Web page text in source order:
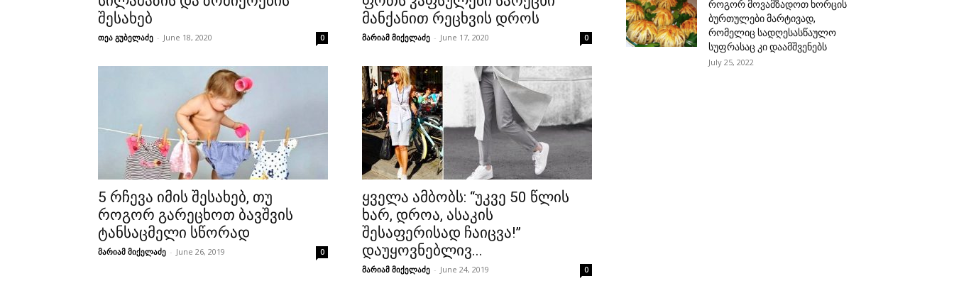
შესახებ
თეა გუბელაძე - June 18, 2020 0
მანქანით რეცხვის დროს
მარიამ მიქელაძე - June 17, 2020 0
5 რჩევა იმის შესახებ, თუ
როგორ გარეცხოთ ბავშვის
ტანსაცმელი სწორად
მარიამ მიქელაძე - June 26, 2019 0
ყველა ამბობს: “უკვე 50 წლის
ხარ, დროა, ასაკის
შესაფერისად ჩაიცვა!”
დაუყოვნებლივ...
მარიამ მიქელაძე - June 24, 2019 0
როგორ მოვამზადოთ ხორცის
ბურთულები მარტივად,
რომელიც სადღესასწაულო
სუფრასაც კი დაამშვენებს
July 25, 2022